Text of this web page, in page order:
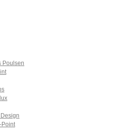
Poulsen
Point